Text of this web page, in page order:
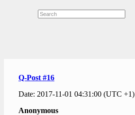
Q-Post #16
Date: 2017-11-01 04:31:00 (UTC +1)
Anonymous